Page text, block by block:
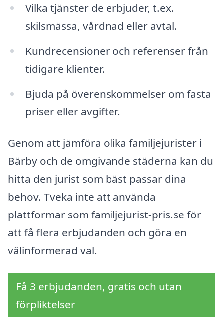
Vilka tjänster de erbjuder, t.ex.
skilsmässa, vårdnad eller avtal.
Kundrecensioner och referenser från
tidigare klienter.
Bjuda på överenskommelser om fasta
priser eller avgifter.
Genom att jämföra olika familjejurister i
Bärby och de omgivande städerna kan du
hitta den jurist som bäst passar dina
behov. Tveka inte att använda
plattformar som familjejurist-pris.se för
att få flera erbjudanden och göra en
välinformerad val.
Få 3 erbjudanden, gratis och utan
förpliktelser